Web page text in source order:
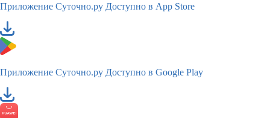
Приложение Суточно.ру Доступно в App Store
Приложение Суточно.ру Доступно в Google Play